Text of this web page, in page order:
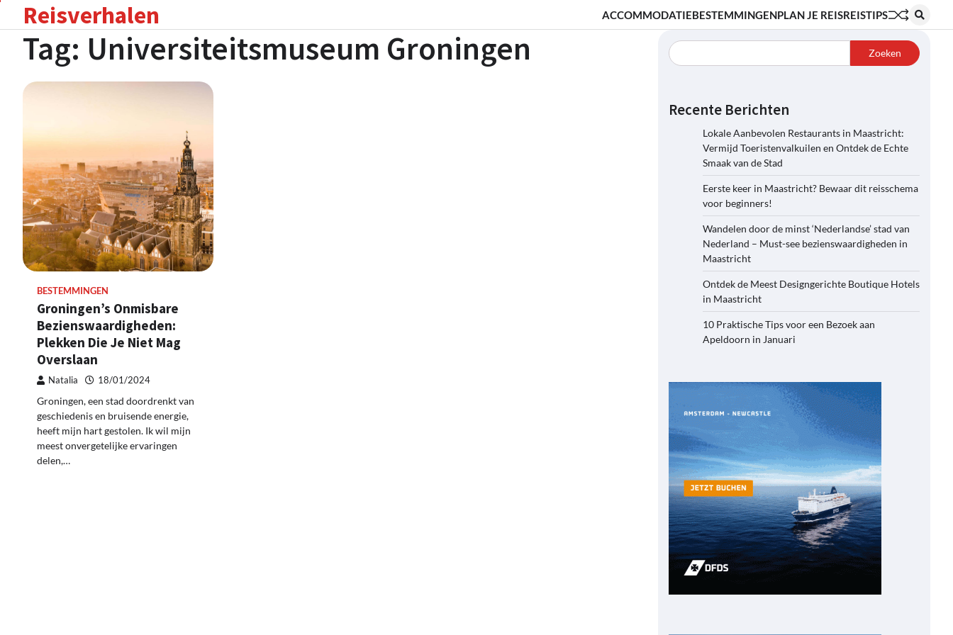
content
Reisverhalen ACCOMMODATIEBESTEMMINGENPLAN JE REISREISTIPS
Tag: Universiteitsmuseum Groningen
BESTEMMINGEN
Groningen’s Onmisbare
Bezienswaardigheden:
Plekken Die Je Niet Mag
Overslaan
Natalia 18/01/2024
Groningen, een stad doordrenkt van
geschiedenis en bruisende energie,
heeft mijn hart gestolen. Ik wil mijn
meest onvergetelijke ervaringen
delen,…
Zoeken
Recente Berichten
Lokale Aanbevolen Restaurants in Maastricht:
Vermijd Toeristenvalkuilen en Ontdek de Echte
Smaak van de Stad
Eerste keer in Maastricht? Bewaar dit reisschema
voor beginners!
Wandelen door de minst ‘Nederlandse’ stad van
Nederland – Must-see bezienswaardigheden in
Maastricht
Ontdek de Meest Designgerichte Boutique Hotels
in Maastricht
10 Praktische Tips voor een Bezoek aan
Apeldoorn in Januari